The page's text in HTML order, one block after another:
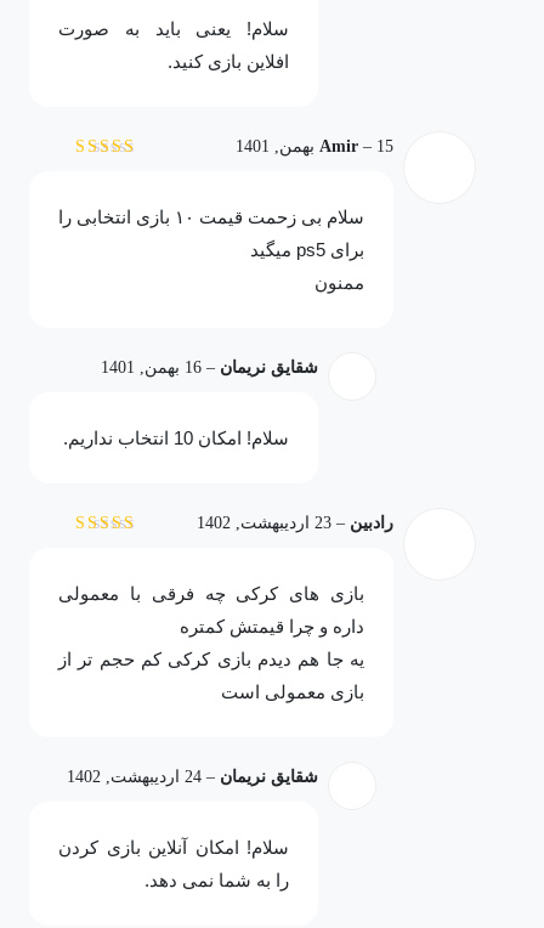
سلام! یعنی باید به صورت
افلاین بازی کنید.
Amir – 15 بهمن, 1401
سلام بی زحمت قیمت ۱۰ بازی انتخابی را
برای ps5 میگید
ممنون
شقایق نریمان – 16 بهمن, 1401
سلام! امکان 10 انتخاب نداریم.
رادبین – 23 اردیبهشت, 1402
بازی های کرکی چه فرقی با معمولی
داره و چرا قیمتش کمتره
یه جا هم دیدم بازی کرکی کم حجم تر از
بازی معمولی است
شقایق نریمان – 24 اردیبهشت, 1402
سلام! امکان آنلاین بازی کردن
را به شما نمی دهد.